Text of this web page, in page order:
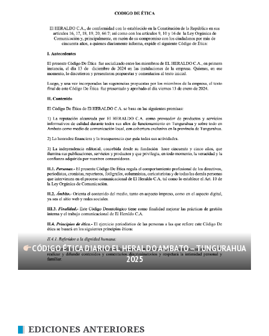
CÓDIGO ÉTICA DIARIO EL HERALDO AMBATO – TUNGURAHUA
2025
EDICIONES ANTERIORES